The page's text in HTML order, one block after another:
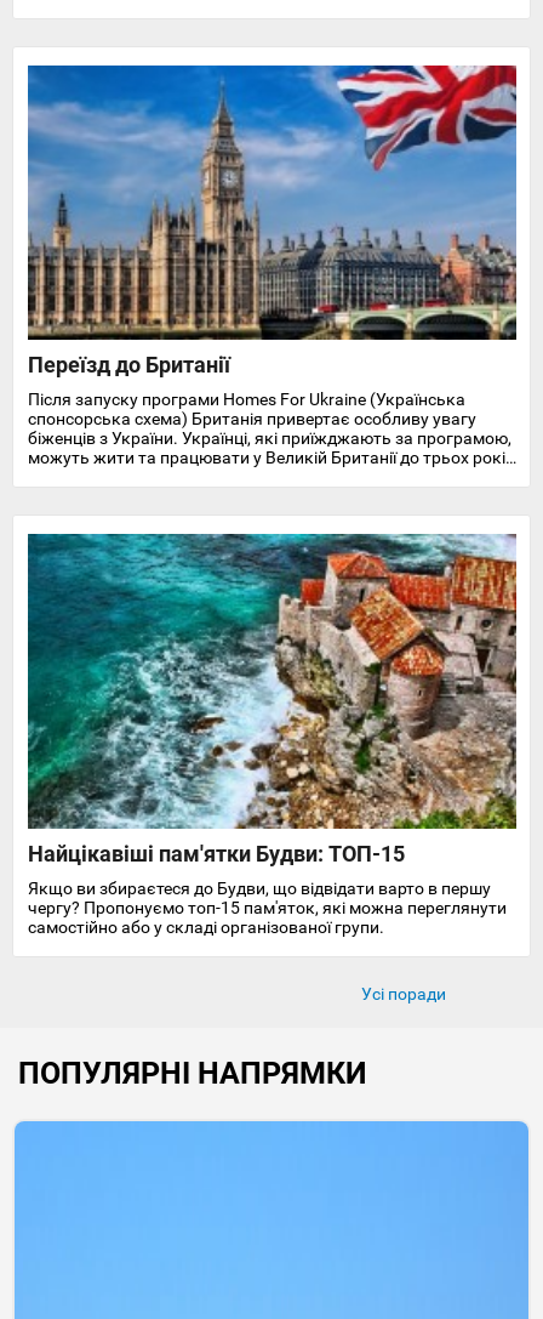
Червоного моря.
Переїзд до Британії
Після запуску програми Homes For Ukraine (Українська
спонсорська схема) Британія привертає особливу увагу
біженців з України. Українці, які приїжджають за програмою,
можуть жити та працювати у Великій Британії до трьох років
Найцікавіші пам'ятки Будви: ТОП-15
Якщо ви збираєтеся до Будви, що відвідати варто в першу
чергу? Пропонуємо топ-15 пам'яток, які можна переглянути
самостійно або у складі організованої групи.
Усі поради
ПОПУЛЯРНІ НАПРЯМКИ